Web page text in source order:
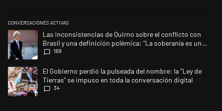
CONVERSACIONES ACTIVAS
Este listado muestra los artículos con más comentarios en los últimos
Un artículo de tendencia con el título "Las inconsistencias de Quirno
Las inconsistencias de Quirno sobre el conflicto con
Brasil y una definición polémica: "La soberanía es un
concepto antiguo"
169
Un artículo de tendencia con el título "El Gobierno perdió la pulseada
El Gobierno perdió la pulseada del nombre: la "Ley de
Tierras" se impuso en toda la conversación digital
34